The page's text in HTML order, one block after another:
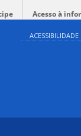
Acesso à
ACESSIBILIDADE